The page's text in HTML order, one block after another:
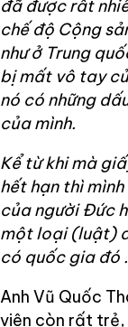
đã được rất
chế độ Cộng
như ở Trung
bị mất vô tay
nó có những
của mình.
Kể từ khi mà
hết hạn thì
của người Đức
một loại (luật)
có quốc gia đó .
Anh Vũ Quốc
viên còn rất